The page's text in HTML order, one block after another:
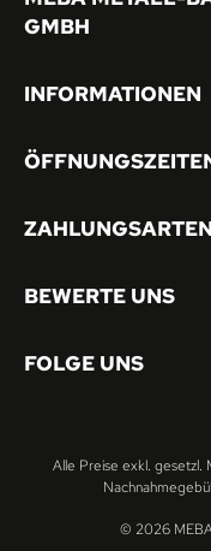
GMBH
INFORMATIONEN
ZAHLUNGSARTEN
BEWERTE UNS
FOLGE UNS
© 2026
Alle Preise exkl. gesetzl.